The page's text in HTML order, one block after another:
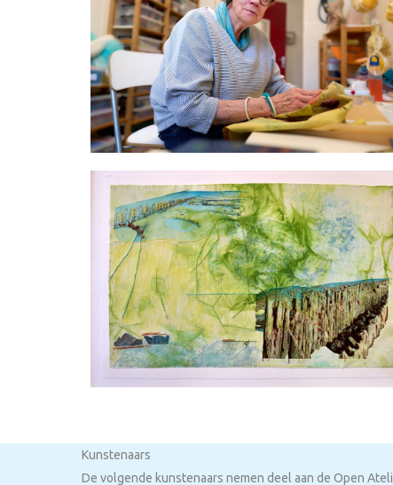
Kunstenaars
De volgende kunstenaars nemen deel aan de Open